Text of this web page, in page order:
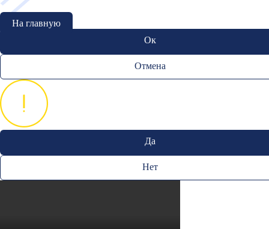
На главную
Ок
Отмена
Да
Нет